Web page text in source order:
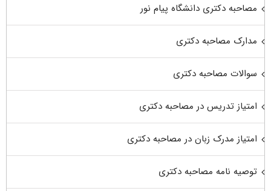
مصاحبه دکتری دانشگاه پیام نور
مدارک مصاحبه دکتری
سوالات مصاحبه دکتری
امتیاز تدریس در مصاحبه دکتری
امتیاز مدرک زبان در مصاحبه دکتری
توصیه نامه مصاحبه دکتری